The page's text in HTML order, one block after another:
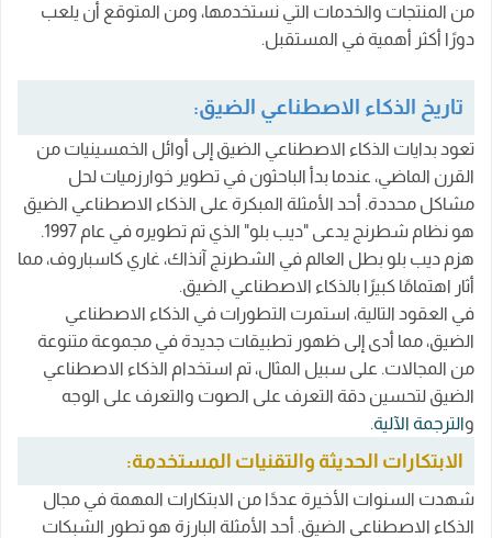
من المنتجات والخدمات التي نستخدمها، ومن المتوقع أن يلعب
دورًا أكثر أهمية في المستقبل.
تاريخ الذكاء الاصطناعي الضيق:
تعود بدايات الذكاء الاصطناعي الضيق إلى أوائل الخمسينيات من
القرن الماضي، عندما بدأ الباحثون في تطوير خوارزميات لحل
مشاكل محددة. أحد الأمثلة المبكرة على الذكاء الاصطناعي الضيق
هو نظام شطرنج يدعى "ديب بلو" الذي تم تطويره في عام 1997.
هزم ديب بلو بطل العالم في الشطرنج آنذاك، غاري كاسباروف، مما
أثار اهتمامًا كبيرًا بالذكاء الاصطناعي الضيق.
في العقود التالية، استمرت التطورات في الذكاء الاصطناعي
الضيق، مما أدى إلى ظهور تطبيقات جديدة في مجموعة متنوعة
من المجالات. على سبيل المثال، تم استخدام الذكاء الاصطناعي
الضيق لتحسين دقة التعرف على الصوت والتعرف على الوجه
والترجمة الآلية.
الابتكارات الحديثة والتقنيات المستخدمة:
شهدت السنوات الأخيرة عددًا من الابتكارات المهمة في مجال
الذكاء الاصطناعي الضيق. أحد الأمثلة البارزة هو تطور الشبكات